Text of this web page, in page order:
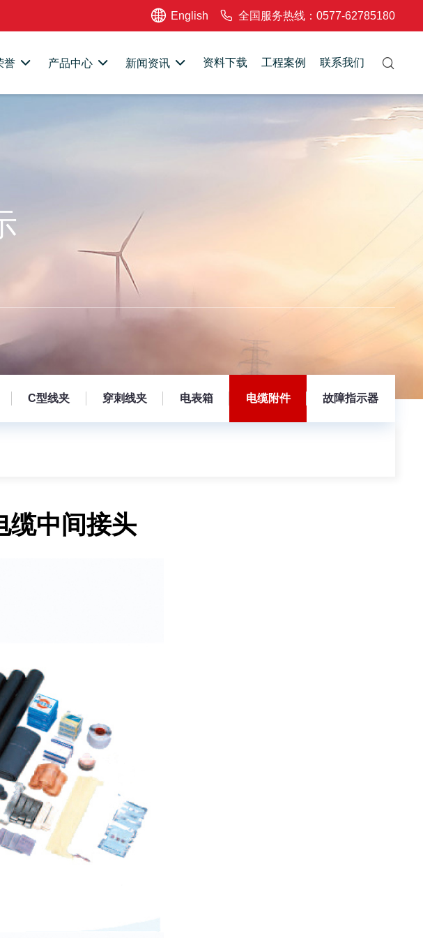
English 全国服务热线：0577-62785180
誉 产品中心 新闻资讯 资料下载 工程案例 联系我们
C型线夹 穿刺线夹 电表箱 电缆附件 故障指示器
缆中间接头